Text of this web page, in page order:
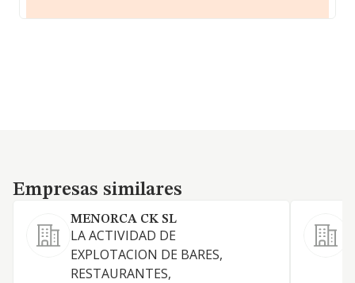
Empresas similares
Empresas similares
MENORCA CK SL
LA ACTIVIDAD DE
EXPLOTACION DE BARES,
RESTAURANTES,